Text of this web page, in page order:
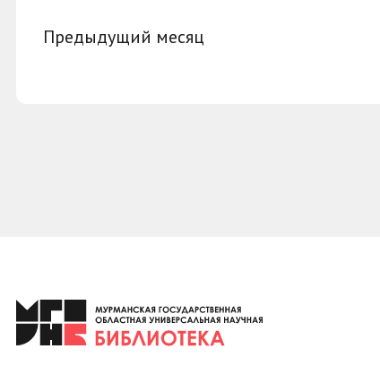
Предыдущий месяц